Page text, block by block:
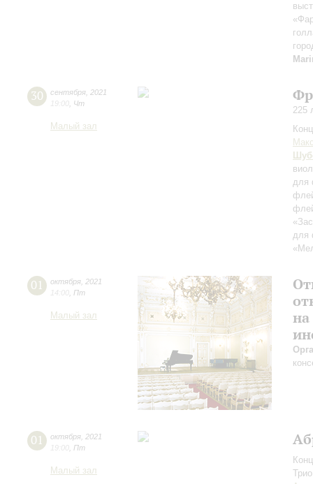
30 сентября 2021
19:00 Чт
Малый зал
225
для
для
01 октября 2021
14:00 Пт
Малый зал
01 октября 2021
19:00 Пт
Малый зал